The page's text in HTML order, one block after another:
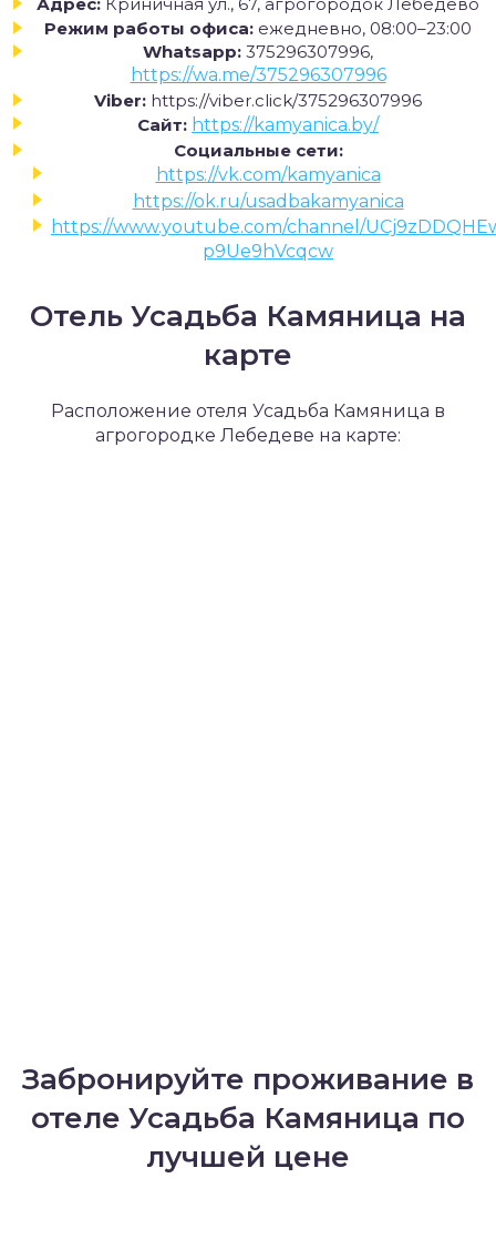
Режим работы офиса: ежедневно, 08:00–23:00
Whatsapp: 375296307996,
https://wa.me/375296307996
Viber: https://viber.click/375296307996
Сайт: https://kamyanica.by/
Социальные сети:
https://vk.com/kamyanica
https://ok.ru/usadbakamyanica
https://www.youtube.com/channel/
p9Ue9hVcqcw
Отель Усадьба Камяница на
карте
Расположение отеля Усадьба Камяница в
агрогородке Лебедеве на карте:
Забронируйте проживание в
отеле Усадьба Камяница по
лучшей цене